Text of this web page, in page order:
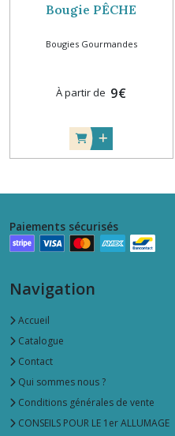
Bougie PÊCHE
Bougies Gourmandes
À partir de 9€
Paiements sécurisés
Navigation
Accueil
Catalogue
Contact
Qui sommes nous ?
Conditions générales de vente
CONSEILS POUR LE 1er ALLUMAGE